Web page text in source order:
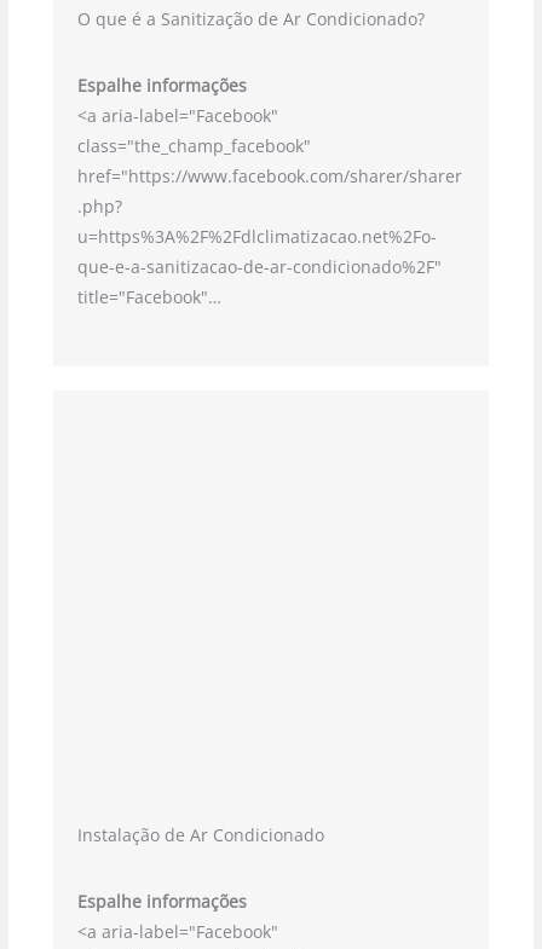
O que é a Sanitização de Ar Condicionado?
Espalhe informações
<a aria-label="Facebook"
class="the_champ_facebook"
href="https://www.facebook.com/sharer/sharer
.php?
u=https%3A%2F%2Fdlclimatizacao.net%2Fo-
que-e-a-sanitizacao-de-ar-condicionado%2F"
title="Facebook"…
Instalação de Ar Condicionado
Espalhe informações
<a aria-label="Facebook"